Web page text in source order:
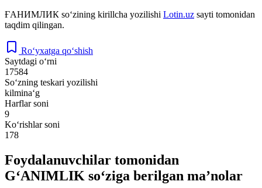
ҒАНИМЛИК so‘zining kirillcha yozilishi Lotin.uz sayti tomonidan
taqdim qilingan.
Ro‘yxatga qo‘shish
Saytdagi o‘rni
17584
So‘zning teskari yozilishi
kilmina‘g
Harflar soni
9
Ko‘rishlar soni
178
Foydalanuvchilar tomonidan
G‘ANIMLIK so‘ziga berilgan ma’nolar